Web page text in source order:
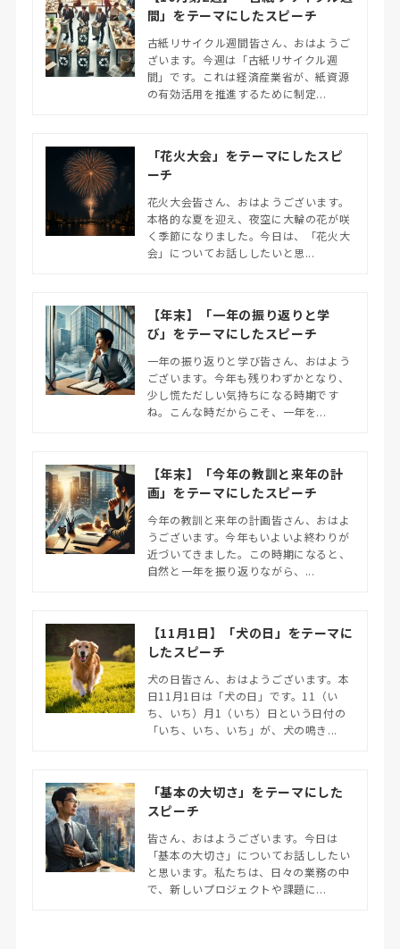
間」をテーマにしたスピーチ
古紙リサイクル週間皆さん、おはようご
ざいます。今週は「古紙リサイクル週
間」です。これは経済産業省が、紙資源
の有効活用を推進するために制定...
「花火大会」をテーマにしたスピ
ーチ
花火大会皆さん、おはようございます。
本格的な夏を迎え、夜空に大輪の花が咲
く季節になりました。今日は、「花火大
会」についてお話ししたいと思...
【年末】「一年の振り返りと学
び」をテーマにしたスピーチ
一年の振り返りと学び皆さん、おはよう
ございます。今年も残りわずかとなり、
少し慌ただしい気持ちになる時期です
ね。こんな時だからこそ、一年を...
【年末】「今年の教訓と来年の計
画」をテーマにしたスピーチ
今年の教訓と来年の計画皆さん、おはよ
うございます。今年もいよいよ終わりが
近づいてきました。この時期になると、
自然と一年を振り返りながら、...
【11月1日】「犬の日」をテーマに
したスピーチ
犬の日皆さん、おはようございます。本
日11月1日は「犬の日」です。11（い
ち、いち）月1（いち）日という日付の
「いち、いち、いち」が、犬の鳴き...
「基本の大切さ」をテーマにした
スピーチ
皆さん、おはようございます。今日は
「基本の大切さ」についてお話ししたい
と思います。私たちは、日々の業務の中
で、新しいプロジェクトや課題に...